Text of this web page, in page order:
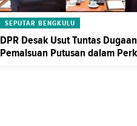
SEPUTAR BENGKULU
DPR Desak Usut Tuntas Dugaan
Pemalsuan Putusan dalam